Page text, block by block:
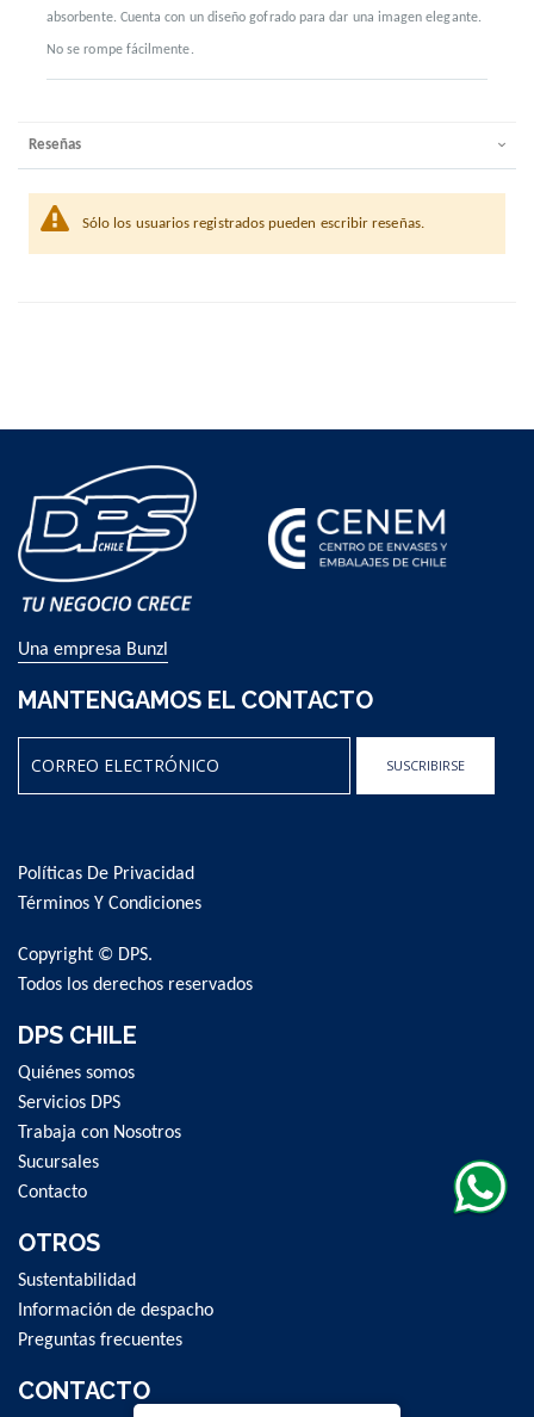
absorbente. Cuenta con un diseño gofrado para dar una imagen elegante.
No se rompe fácilmente.
Reseñas
Sólo los usuarios registrados pueden escribir reseñas.
Una empresa Bunzl
MANTENGAMOS EL CONTACTO
Our
Newsletter:
SUSCRIBIRSE
Políticas De Privacidad
Términos Y Condiciones
Copyright © DPS.
Todos los derechos reservados
DPS CHILE
Quiénes somos
Servicios DPS
Trabaja con Nosotros
Sucursales
Contacto
OTROS
Sustentabilidad
Información de despacho
Preguntas frecuentes
CONTACTO